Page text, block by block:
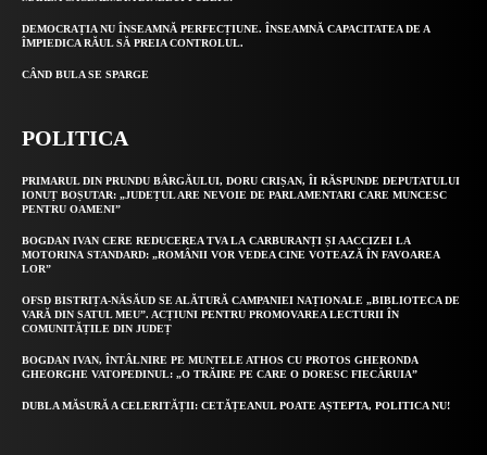
DEMOCRAȚIA NU ÎNSEAMNĂ PERFECȚIUNE. ÎNSEAMNĂ CAPACITATEA DE A
ÎMPIEDICA RĂUL SĂ PREIA CONTROLUL.
CÂND BULA SE SPARGE
POLITICA
PRIMARUL DIN PRUNDU BÂRGĂULUI, DORU CRIȘAN, ÎI RĂSPUNDE DEPUTATULUI
IONUȚ BOȘUTAR: „JUDEȚUL ARE NEVOIE DE PARLAMENTARI CARE MUNCESC
PENTRU OAMENI”
BOGDAN IVAN CERE REDUCEREA TVA LA CARBURANȚI ȘI AACCIZEI LA
MOTORINA STANDARD: „ROMÂNII VOR VEDEA CINE VOTEAZĂ ÎN FAVOAREA
LOR”
OFSD BISTRIȚA-NĂSĂUD SE ALĂTURĂ CAMPANIEI NAȚIONALE „BIBLIOTECA DE
VARĂ DIN SATUL MEU”. ACȚIUNI PENTRU PROMOVAREA LECTURII ÎN
COMUNITĂȚILE DIN JUDEȚ
BOGDAN IVAN, ÎNTÂLNIRE PE MUNTELE ATHOS CU PROTOS GHERONDA
GHEORGHE VATOPEDINUL: „O TRĂIRE PE CARE O DORESC FIECĂRUIA”
DUBLA MĂSURĂ A CELERITĂȚII: CETĂȚEANUL POATE AȘTEPTA, POLITICA NU!